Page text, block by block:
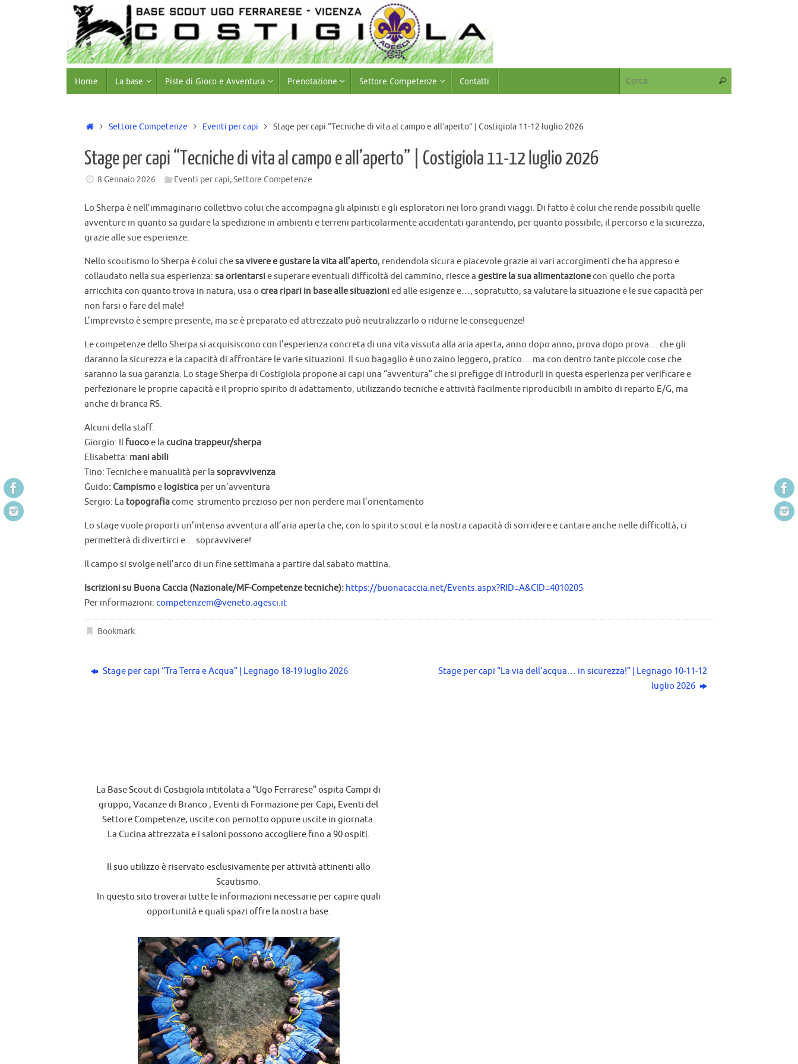
Home La base Piste di Gioco e Avventura Prenotazione Settore Competenze Contatti
Settore Competenze Eventi per capi Stage per capi “Tecniche di vita al campo e all’aperto” | Costigiola 11-12 luglio 2026
Stage per capi “Tecniche di vita al campo e all’aperto” | Costigiola 11-12 luglio 2026
8 Gennaio 2026 Eventi per capi,Settore Competenze
Lo Sherpa è nell’immaginario collettivo colui che accompagna gli alpinisti e gli esploratori nei loro grandi viaggi. Di fatto è colui che rende possibili quelle
avventure in quanto sa guidare la spedizione in ambienti e terreni particolarmente accidentati garantendo, per quanto possibile, il percorso e la sicurezza,
grazie alle sue esperienze.
Nello scoutismo lo Sherpa è colui chesa vivere e gustare la vita all’aperto, rendendola sicura e piacevole grazie ai vari accorgimenti che ha appreso e
collaudato nella sua esperienza: sa orientarsie superare eventuali difficoltà del cammino, riesce a gestire la sua alimentazionecon quello che porta
arricchita con quanto trova in natura, usa o crea ripari in base alle situazionied alle esigenze e…, sopratutto, sa valutare la situazione e le sue capacità per
non farsi o fare del male!
L’imprevisto è sempre presente, ma se è preparato ed attrezzato può neutralizzarlo o ridurne le conseguenze!
Le competenze dello Sherpa si acquisiscono con l’esperienza concreta di una vita vissuta alla aria aperta, anno dopo anno, prova dopo prova… che gli
daranno la sicurezza e la capacità di affrontare le varie situazioni. Il suo bagaglio è uno zaino leggero, pratico… ma con dentro tante piccole cose che
saranno la sua garanzia. Lo stage Sherpa di Costigiola propone ai capi una “avventura” che si prefigge di introdurli in questa esperienza per verificare e
perfezionare le proprie capacità e il proprio spirito di adattamento, utilizzando tecniche e attività facilmente riproducibili in ambito di reparto E/G, ma
anche di branca RS.
Alcuni della staff.
Giorgio: Il fuocoe la cucina trappeur/sherpa
Elisabetta: mani abili
Tino: Tecniche e manualità per la sopravvivenza
Guido: Campismoe logistica per un’avventura
Sergio: La topografiacome strumento prezioso per non perdere mai l’orientamento
Lo stage vuole proporti un’intensa avventura all’aria aperta che, con lo spirito scout e la nostra capacità di sorridere e cantare anche nelle difficoltà, ci
permetterà di divertirci e… sopravvivere!
Il campo si svolge nell’arco di un fine settimana a partire dal sabato mattina.
Iscrizioni su Buona Caccia (Nazionale/MF-Competenze tecniche): https://buonacaccia.net/Events.aspx?RID=A&CID=4010205
Per informazioni: competenzem@veneto.agesci.it
Bookmark.
Stage per capi “Tra Terra e Acqua” | Legnago 18-19 luglio 2026
Stage per capi “La via dell’acqua… in sicurezza!” | Legnago 10-11-12
luglio 2026
La Base Scout di Costigiola intitolata a “Ugo Ferrarese” ospita Campi di
gruppo, Vacanze di Branco , Eventi di Formazione per Capi, Eventi del
Settore Competenze, uscite con pernotto oppure uscite in giornata.
La Cucina attrezzata e i saloni possono accogliere fino a 90 ospiti.
Il suo utilizzo è riservato esclusivamente per attività attinenti allo
Scautismo.
In questo sito troverai tutte le informazioni necessarie per capire quali
opportunità e quali spazi offre la nostra base.